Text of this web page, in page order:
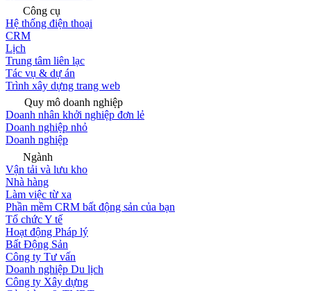
Công cụ
Hệ thống điện thoại
CRM
Lịch
Trung tâm liên lạc
Tác vụ & dự án
Trình xây dựng trang web
Quy mô doanh nghiệp
Doanh nhân khởi nghiệp đơn lẻ
Doanh nghiệp nhỏ
Doanh nghiệp
Ngành
Vận tải và lưu kho
Nhà hàng
Làm việc từ xa
Phần mềm CRM bất động sản của bạn
Tổ chức Y tế
Hoạt động Pháp lý
Bất Động Sản
Công ty Tư vấn
Doanh nghiệp Du lịch
Công ty Xây dựng